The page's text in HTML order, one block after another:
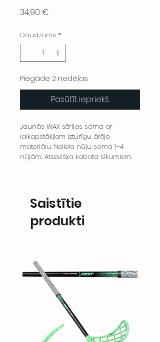
34,90 €
Daudzums *
Piegāde 2 nedēļas
Pasūtīt iepriekš
Jaunās WAX sērijas soma ar
laikapstākļiem izturīgu ārējo
materiālu. Neliela nūju soma 1–4
nūjām. Atsevišķa kabata sīkumiem.
Saistītie
produkti